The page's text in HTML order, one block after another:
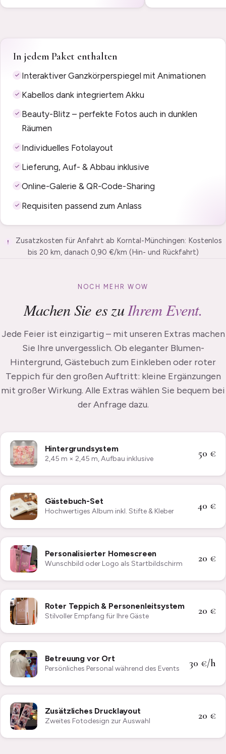
In jedem Paket enthalten
Interaktiver Ganzkörperspiegel mit Animationen
Kabellos dank integriertem Akku
Beauty-Blitz – perfekte Fotos auch in dunklen
Räumen
Individuelles Fotolayout
Lieferung, Auf- & Abbau inklusive
Online-Galerie & QR-Code-Sharing
Requisiten passend zum Anlass
!
Zusatzkosten für Anfahrt ab Korntal-Münchingen: Kostenlos
bis 20 km, danach 0,90 €/km (Hin- und Rückfahrt)
NOCH MEHR WOW
Machen Sie es zuIhrem Event.
Jede Feier ist einzigartig – mit unseren Extras machen
Sie Ihre unvergesslich. Ob eleganter Blumen-
Hintergrund, Gästebuch zum Einkleben oder roter
Teppich für den großen Auftritt: kleine Ergänzungen
mit großer Wirkung. Alle Extras wählen Sie bequem bei
der Anfrage dazu.
Hintergrundsystem
2,45 m × 2,45 m, Aufbau inklusive 50 €
Gästebuch-Set
Hochwertiges Album inkl. Stifte & Kleber 40 €
Personalisierter Homescreen
Wunschbild oder Logo als Startbildschirm 20 €
Roter Teppich & Personenleitsystem
Stilvoller Empfang für Ihre Gäste 20 €
Betreuung vor Ort
Persönliches Personal während des Events 30 €/h
Zusätzliches Drucklayout
Zweites Fotodesign zur Auswahl 20 €